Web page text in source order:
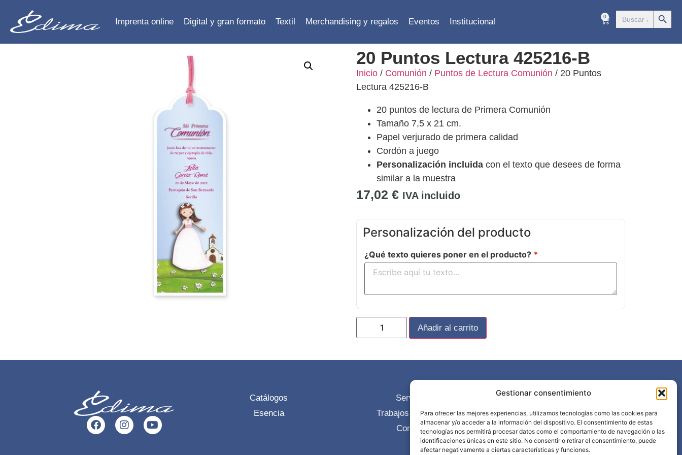
Gestionar consentimiento
Para ofrecer las mejores experiencias, utilizamos tecnologías como las cookies para
almacenar y/o acceder a la información del dispositivo. El consentimiento de estas
tecnologías nos permitirá procesar datos como el comportamiento de navegación o las
identificaciones únicas en este sitio. No consentir o retirar el consentimiento, puede
afectar negativamente a ciertas características y funciones.
Imprenta online Digital y gran formato Textil Merchandising y regalos Eventos Institucional
0 Buscar: Botón
20 Puntos Lectura 425216-B
Inicio / Comunión / Puntos de Lectura Comunión / 20 Puntos
Lectura 425216-B
20 puntos de lectura de Primera Comunión
Tamaño 7,5 x 21 cm.
Papel verjurado de primera calidad
Cordón a juego
Personalización incluida con el texto que desees de forma
similar a la muestra
17,02 € IVA incluido
Personalización del producto
¿Qué texto quieres poner en el producto? *
Añadir al carrito
Catálogos
Esencia
Servicios
Trabajos realizados
Contacto
968 898 297
info@edima.es
Política privacidad
Aviso legal